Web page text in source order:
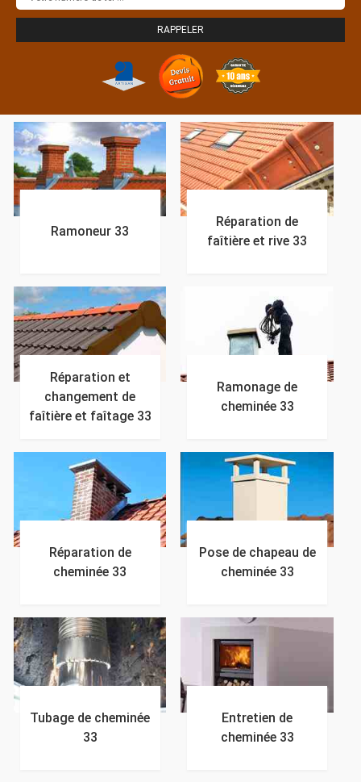
Ramoneur 33
Réparation de
faîtière et rive 33
Réparation et
changement de
faîtière et faîtage 33
Ramonage de
cheminée 33
Réparation de
cheminée 33
Pose de chapeau de
cheminée 33
Tubage de cheminée
33
Entretien de
cheminée 33